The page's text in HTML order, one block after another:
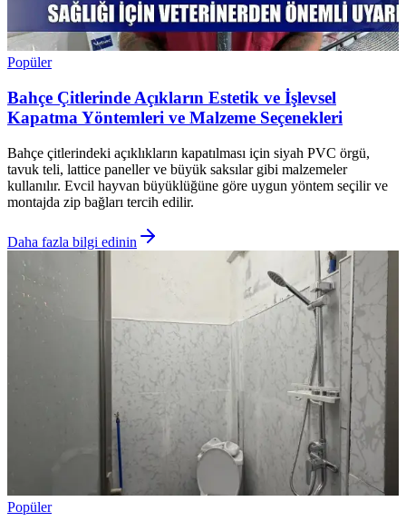
Popüler
Bahçe Çitlerinde Açıkların Estetik ve İşlevsel
Kapatma Yöntemleri ve Malzeme Seçenekleri
Bahçe çitlerindeki açıklıkların kapatılması için siyah PVC örgü,
tavuk teli, lattice paneller ve büyük saksılar gibi malzemeler
kullanılır. Evcil hayvan büyüklüğüne göre uygun yöntem seçilir ve
montajda zip bağları tercih edilir.
Daha fazla bilgi edinin
Popüler